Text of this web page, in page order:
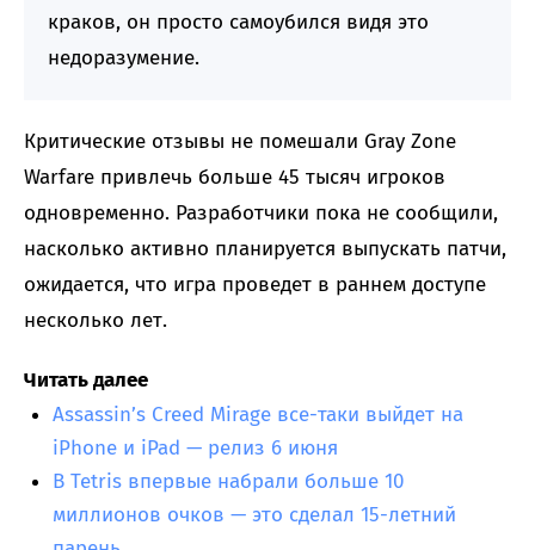
краков, он просто самоубился видя это
недоразумение.
Критические отзывы не помешали Gray Zone
Warfare привлечь больше 45 тысяч игроков
одновременно. Разработчики пока не сообщили,
насколько активно планируется выпускать патчи,
ожидается, что игра проведет в раннем доступе
несколько лет.
Читать далее
Assassin’s Creed Mirage все-таки выйдет на
iPhone и iPad — релиз 6 июня
В Tetris впервые набрали больше 10
миллионов очков — это сделал 15-летний